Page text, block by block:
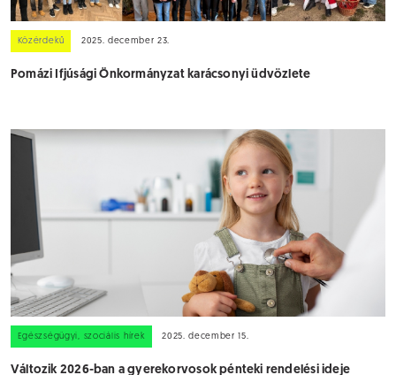
Közérdekű 2025. december 23.
Pomázi Ifjúsági Önkormányzat karácsonyi üdvözlete
Egészségügyi, szociális hírek 2025. december 15.
Változik 2026-ban a gyerekorvosok pénteki rendelési ideje